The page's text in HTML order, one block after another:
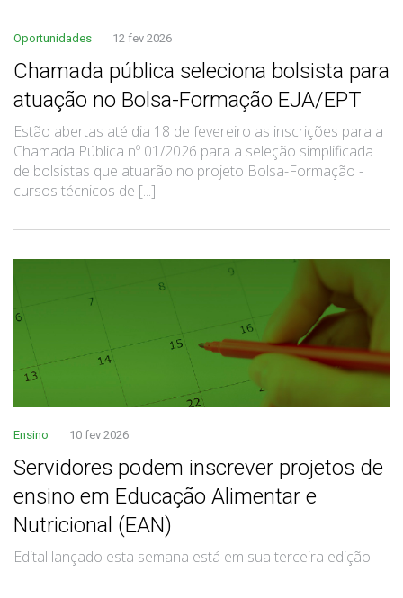
Oportunidades 12 fev 2026
Chamada pública seleciona bolsista para
atuação no Bolsa-Formação EJA/EPT
Estão abertas até dia 18 de fevereiro as inscrições para a
Chamada Pública nº 01/2026 para a seleção simplificada
de bolsistas que atuarão no projeto Bolsa-Formação -
cursos técnicos de [...]
Ensino 10 fev 2026
Servidores podem inscrever projetos de
ensino em Educação Alimentar e
Nutricional (EAN)
Edital lançado esta semana está em sua terceira edição